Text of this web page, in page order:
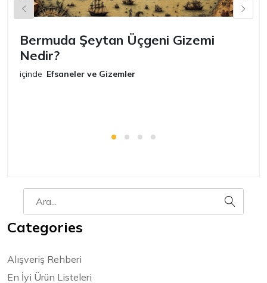
Bermuda Şeytan Üçgeni Gizemi
Nedir?
içinde Efsaneler ve Gizemler
Categories
Alışveriş Rehberi
En İyi Ürün Listeleri